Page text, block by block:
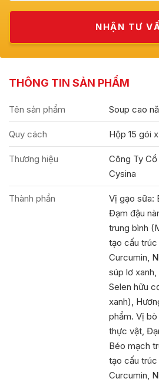
THÔNG TIN SẢN PHẨM
Tên sản phẩm Soup cao
Quy cách Hộp 15 gói
Thương hiệu
Công Ty
Cysina
Thành phần
Vị gạo sữa:
Đạm đậu
trung bình
tạo cấu trúc
Curcumin,
súp lơ
Selen hữu
xanh),
phẩm. Vị
thực vật,
Béo mạch
tạo cấu trúc
Curcumin,